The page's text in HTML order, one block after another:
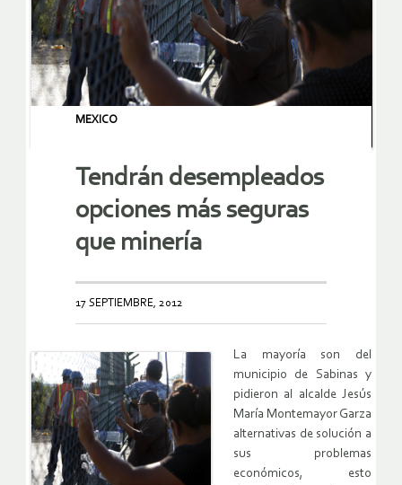
MEXICO
Tendrán desempleados
opciones más seguras
que minería
17 SEPTIEMBRE, 2012
La mayoría son del
municipio de Sabinas y
pidieron al alcalde Jesús
María Montemayor Garza
alternativas de solución a
sus problemas
económicos, esto